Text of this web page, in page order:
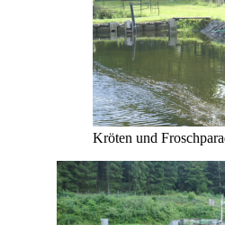
Kröten und